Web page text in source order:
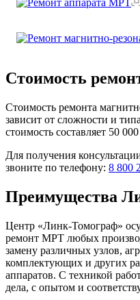
Стоимость
Стоимость ремонта
зависит от сложности и
стоимость составляет 50
Для получения
звоните по телефону: 8 800
Преимущества
Центр «Линк-Томограф»
ремонт МРТ любых
замену различных узлов,
комплектующих и других
аппаратов. С техникой
дела, с опытом и